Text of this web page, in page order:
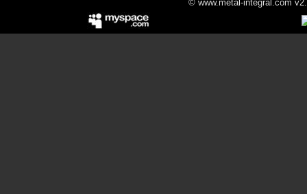
© www.metal-integral.com